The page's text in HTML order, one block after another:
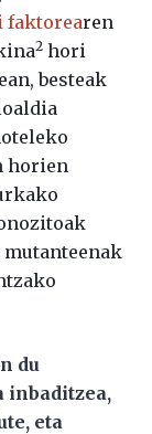
faktorearen
2 hori
besteak
horien
mutanteenak
du
eta